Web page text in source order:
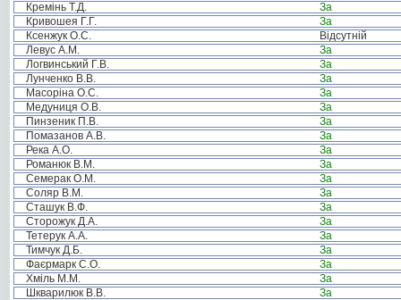
Кремінь Т.Д.
За
Кривошея Г.Г.
За
Ксенжук О.С.
Відсутній
Левус А.М.
За
Логвинський Г.В.
За
Лунченко В.В.
За
Масоріна О.С.
За
Медуниця О.В.
За
Пинзеник П.В.
За
Помазанов А.В.
За
Река А.О.
За
Романюк В.М.
За
Семерак О.М.
За
Соляр В.М.
За
Сташук В.Ф.
За
Сторожук Д.А.
За
Тетерук А.А.
За
Тимчук Д.Б.
За
Фаєрмарк С.О.
За
Хміль М.М.
За
Шкварилюк В.В.
За